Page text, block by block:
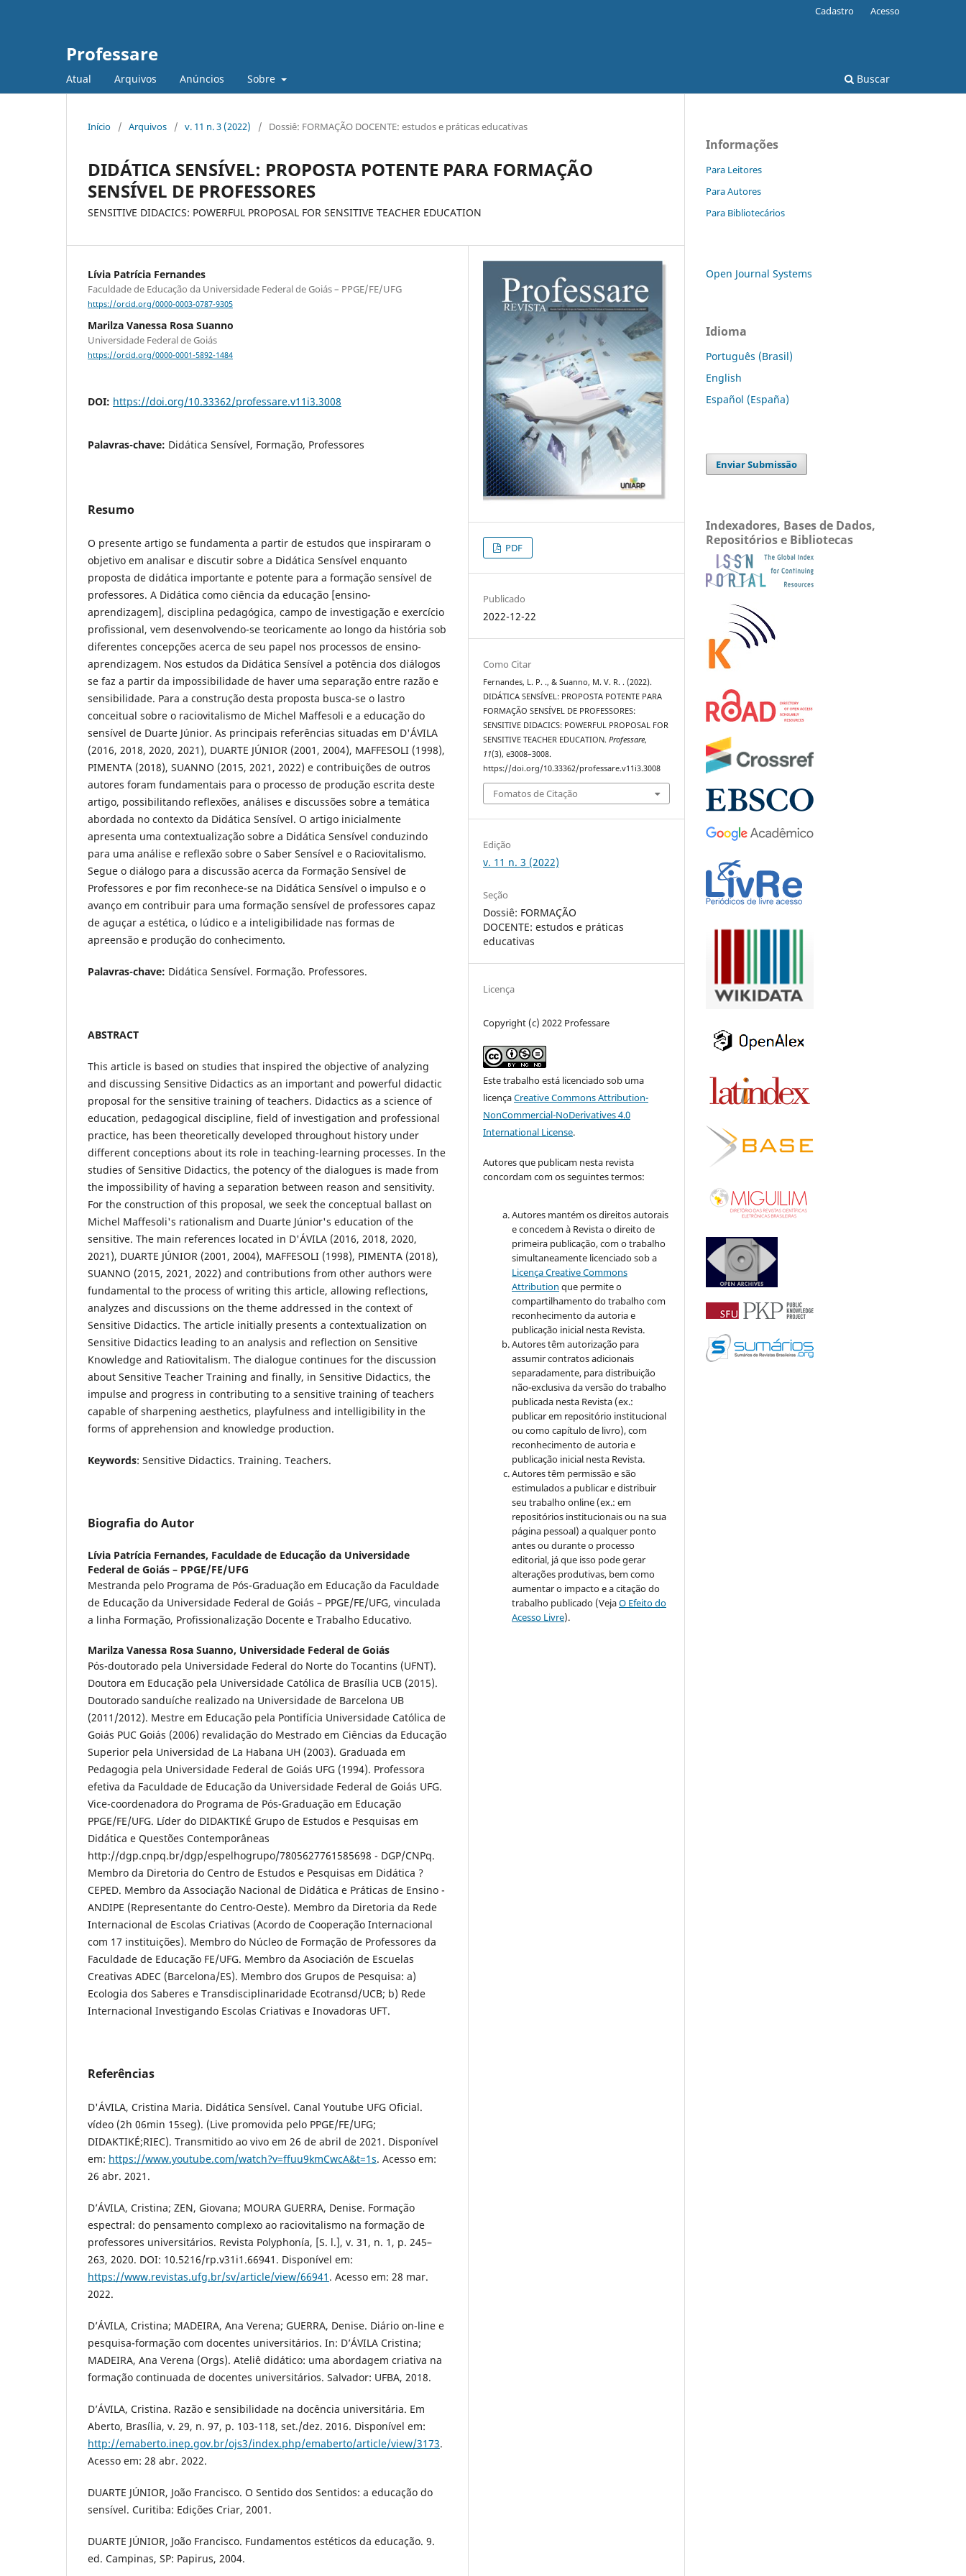
Professare
Atual Arquivos Anúncios Sobre Buscar
Cadastro Acesso
Início / Arquivos / v. 11 n. 3 (2022) / Dossiê: FORMAÇÃO DOCENTE: estudos e práticas educativas
DIDÁTICA SENSÍVEL: PROPOSTA POTENTE PARA FORMAÇÃO
SENSÍVEL DE PROFESSORES
SENSITIVE DIDACICS: POWERFUL PROPOSAL FOR SENSITIVE TEACHER EDUCATION
Lívia Patrícia Fernandes
Faculdade de Educação da Universidade Federal de Goiás – PPGE/FE/UFG
https://orcid.org/0000-0003-0787-9305
Marilza Vanessa Rosa Suanno
Universidade Federal de Goiás
https://orcid.org/0000-0001-5892-1484
DOI: https://doi.org/10.33362/professare.v11i3.3008
Palavras-chave: Didática Sensível, Formação, Professores
Resumo
O presente artigo se fundamenta a partir de estudos que inspiraram o
objetivo em analisar e discutir sobre a Didática Sensível enquanto
proposta de didática importante e potente para a formação sensível de
professores. A Didática como ciência da educação [ensino-
aprendizagem], disciplina pedagógica, campo de investigação e exercício
profissional, vem desenvolvendo-se teoricamente ao longo da história sob
diferentes concepções acerca de seu papel nos processos de ensino-
aprendizagem. Nos estudos da Didática Sensível a potência dos diálogos
se faz a partir da impossibilidade de haver uma separação entre razão e
sensibilidade. Para a construção desta proposta busca-se o lastro
conceitual sobre o raciovitalismo de Michel Maffesoli e a educação do
sensível de Duarte Júnior. As principais referências situadas em D'ÁVILA
(2016, 2018, 2020, 2021), DUARTE JÚNIOR (2001, 2004), MAFFESOLI (1998),
PIMENTA (2018), SUANNO (2015, 2021, 2022) e contribuições de outros
autores foram fundamentais para o processo de produção escrita deste
artigo, possibilitando reflexões, análises e discussões sobre a temática
abordada no contexto da Didática Sensível. O artigo inicialmente
apresenta uma contextualização sobre a Didática Sensível conduzindo
para uma análise e reflexão sobre o Saber Sensível e o Raciovitalismo.
Segue o diálogo para a discussão acerca da Formação Sensível de
Professores e por fim reconhece-se na Didática Sensível o impulso e o
avanço em contribuir para uma formação sensível de professores capaz
de aguçar a estética, o lúdico e a inteligibilidade nas formas de
apreensão e produção do conhecimento.
Palavras-chave: Didática Sensível. Formação. Professores.
ABSTRACT
This article is based on studies that inspired the objective of analyzing
and discussing Sensitive Didactics as an important and powerful didactic
proposal for the sensitive training of teachers. Didactics as a science of
education, pedagogical discipline, field of investigation and professional
practice, has been theoretically developed throughout history under
different conceptions about its role in teaching-learning processes. In the
studies of Sensitive Didactics, the potency of the dialogues is made from
the impossibility of having a separation between reason and sensitivity.
For the construction of this proposal, we seek the conceptual ballast on
Michel Maffesoli's rationalism and Duarte Júnior's education of the
sensitive. The main references located in D'ÁVILA (2016, 2018, 2020,
2021), DUARTE JÚNIOR (2001, 2004), MAFFESOLI (1998), PIMENTA (2018),
SUANNO (2015, 2021, 2022) and contributions from other authors were
fundamental to the process of writing this article, allowing reflections,
analyzes and discussions on the theme addressed in the context of
Sensitive Didactics. The article initially presents a contextualization on
Sensitive Didactics leading to an analysis and reflection on Sensitive
Knowledge and Ratiovitalism. The dialogue continues for the discussion
about Sensitive Teacher Training and finally, in Sensitive Didactics, the
impulse and progress in contributing to a sensitive training of teachers
capable of sharpening aesthetics, playfulness and intelligibility in the
forms of apprehension and knowledge production.
Keywords: Sensitive Didactics. Training. Teachers.
Biografia do Autor
Lívia Patrícia Fernandes, Faculdade de Educação da Universidade
Federal de Goiás – PPGE/FE/UFG
Mestranda pelo Programa de Pós-Graduação em Educação da Faculdade
de Educação da Universidade Federal de Goiás – PPGE/FE/UFG, vinculada
a linha Formação, Profissionalização Docente e Trabalho Educativo.
Marilza Vanessa Rosa Suanno, Universidade Federal de Goiás
Pós-doutorado pela Universidade Federal do Norte do Tocantins (UFNT).
Doutora em Educação pela Universidade Católica de Brasília UCB (2015).
Doutorado sanduíche realizado na Universidade de Barcelona UB
(2011/2012). Mestre em Educação pela Pontifícia Universidade Católica de
Goiás PUC Goiás (2006) revalidação do Mestrado em Ciências da Educação
Superior pela Universidad de La Habana UH (2003). Graduada em
Pedagogia pela Universidade Federal de Goiás UFG (1994). Professora
efetiva da Faculdade de Educação da Universidade Federal de Goiás UFG.
Vice-coordenadora do Programa de Pós-Graduação em Educação
PPGE/FE/UFG. Líder do DIDAKTIKÉ Grupo de Estudos e Pesquisas em
Didática e Questões Contemporâneas
http://dgp.cnpq.br/dgp/espelhogrupo/7805627761585698 - DGP/CNPq.
Membro da Diretoria do Centro de Estudos e Pesquisas em Didática ?
CEPED. Membro da Associação Nacional de Didática e Práticas de Ensino -
ANDIPE (Representante do Centro-Oeste). Membro da Diretoria da Rede
Internacional de Escolas Criativas (Acordo de Cooperação Internacional
com 17 instituições). Membro do Núcleo de Formação de Professores da
Faculdade de Educação FE/UFG. Membro da Asociación de Escuelas
Creativas ADEC (Barcelona/ES). Membro dos Grupos de Pesquisa: a)
Ecologia dos Saberes e Transdisciplinaridade Ecotransd/UCB; b) Rede
Internacional Investigando Escolas Criativas e Inovadoras UFT.
Referências
D'ÁVILA, Cristina Maria. Didática Sensível. Canal Youtube UFG Oficial.
vídeo (2h 06min 15seg). (Live promovida pelo PPGE/FE/UFG;
DIDAKTIKÉ;RIEC). Transmitido ao vivo em 26 de abril de 2021. Disponível
em: https://www.youtube.com/watch?v=ffuu9kmCwcA&t=1s. Acesso em:
26 abr. 2021.
D’ÁVILA, Cristina; ZEN, Giovana; MOURA GUERRA, Denise. Formação
espectral: do pensamento complexo ao raciovitalismo na formação de
professores universitários. Revista Polyphonía, [S. l.], v. 31, n. 1, p. 245–
263, 2020. DOI: 10.5216/rp.v31i1.66941. Disponível em:
https://www.revistas.ufg.br/sv/article/view/66941 . Acesso em: 28 mar.
2022.
D’ÁVILA, Cristina; MADEIRA, Ana Verena; GUERRA, Denise. Diário on-line e
pesquisa-formação com docentes universitários. In: D’ÁVILA Cristina;
MADEIRA, Ana Verena (Orgs). Ateliê didático: uma abordagem criativa na
formação continuada de docentes universitários. Salvador: UFBA, 2018.
D’ÁVILA, Cristina. Razão e sensibilidade na docência universitária. Em
Aberto, Brasília, v. 29, n. 97, p. 103-118, set./dez. 2016. Disponível em:
http://emaberto.inep.gov.br/ojs3/index.php/emaberto/article/view/3173.
Acesso em: 28 abr. 2022.
DUARTE JÚNIOR, João Francisco. O Sentido dos Sentidos: a educação do
sensível. Curitiba: Edições Criar, 2001.
DUARTE JÚNIOR, João Francisco. Fundamentos estéticos da educação. 9.
ed. Campinas, SP: Papirus, 2004.
PDF
Publicado
2022-12-22
Como Citar
Fernandes, L. P. ., & Suanno, M. V. R. . (2022).
DIDÁTICA SENSÍVEL: PROPOSTA POTENTE PARA
FORMAÇÃO SENSÍVEL DE PROFESSORES:
SENSITIVE DIDACICS: POWERFUL PROPOSAL FOR
SENSITIVE TEACHER EDUCATION.Professare,
11(3), e3008–3008.
https://doi.org/10.33362/professare.v11i3.3008
Fomatos de Citação
Edição
v. 11 n. 3 (2022)
Seção
Dossiê: FORMAÇÃO
DOCENTE: estudos e práticas
educativas
Licença
Copyright (c) 2022 Professare
Este trabalho está licenciado sob uma
licençaCreative Commons Attribution-
NonCommercial-NoDerivatives 4.0
International License.
Autores que publicam nesta revista
concordam com os seguintes termos:
Autores mantém os direitos autorais
e concedem à Revista o direito de
primeira publicação, com o trabalho
simultaneamente licenciado sob a
Licença Creative Commons
Attribution que permite o
compartilhamento do trabalho com
reconhecimento da autoria e
publicação inicial nesta Revista.
Autores têm autorização para
assumir contratos adicionais
separadamente, para distribuição
não-exclusiva da versão do trabalho
publicada nesta Revista (ex.:
publicar em repositório institucional
ou como capítulo de livro), com
reconhecimento de autoria e
publicação inicial nesta Revista.
Autores têm permissão e são
estimulados a publicar e distribuir
seu trabalho online (ex.: em
repositórios institucionais ou na sua
página pessoal) a qualquer ponto
antes ou durante o processo
editorial, já que isso pode gerar
alterações produtivas, bem como
aumentar o impacto e a citação do
trabalho publicado (VejaO Efeito do
Acesso Livre).
Informações
Para Leitores
Para Autores
Para Bibliotecários
Open Journal Systems
Idioma
Português (Brasil)
English
Español (España)
Enviar Submissão
Indexadores, Bases de Dados,
Repositórios e Bibliotecas